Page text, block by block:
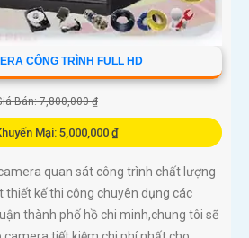
CÔNG TRÌNH FULL HD
Bán: 7,800,000 ₫
Mại: 5,000,000 ₫
quan sát công trình chất lượng
thiết kế thi công chuyên dụng các
thành phố hồ chi minh,chung tôi sẽ